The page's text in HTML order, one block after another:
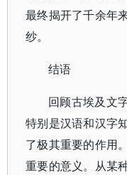
最终揭开了千余年
纱。
结语
回顾古埃及文
特别是汉语和汉字
了极其重要的作用
重要的意义。从某